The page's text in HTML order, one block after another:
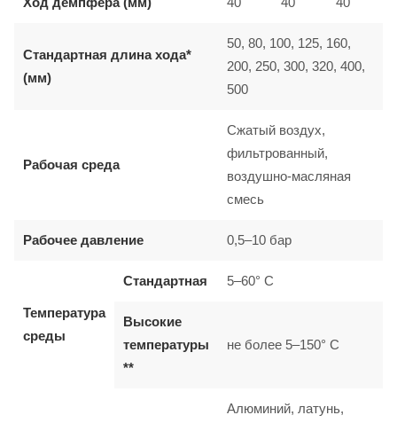
Стандартная длина хода*
(мм)
50, 80, 100, 125, 160,
200, 250, 300, 320, 400,
500
Рабочая среда
Сжатый воздух,
фильтрованный,
воздушно-масляная
смесь
Рабочее давление 0,5–10 бар
Температура
среды
Стандартная 5–60° C
Высокие
температуры
**
не более 5–150° C
Алюминий, латунь,